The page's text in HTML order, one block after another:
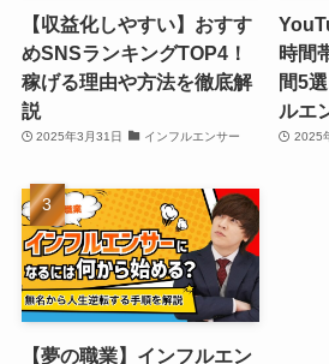
【収益化しやすい】おすす
めSNSランキングTOP4！
稼げる理由や方法を徹底解
説
2025年3月31日 インフルエンサー
時間
間5
ルエ
2025
【夢の職業】インフルエン